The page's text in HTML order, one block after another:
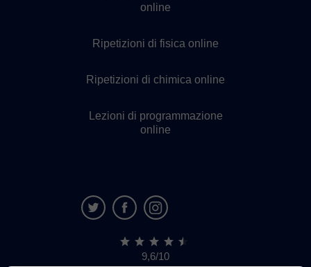
online
Ripetizioni di fisica online
Ripetizioni di chimica online
Lezioni di programmazione
online
9,6/10